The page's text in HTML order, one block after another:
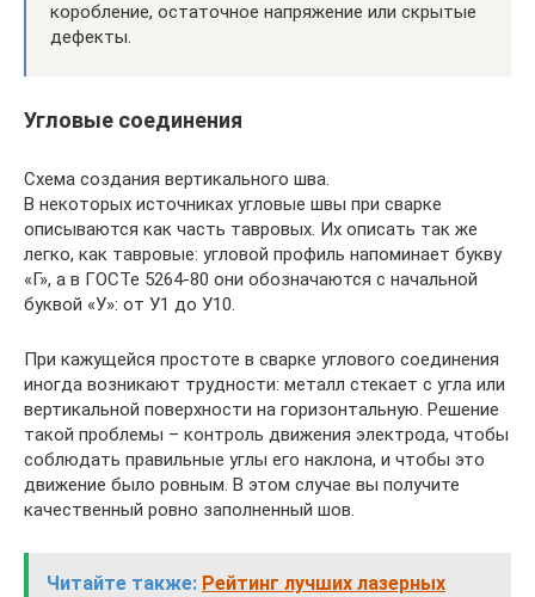
коробление, остаточное напряжение или скрытые
дефекты.
Угловые соединения
Схема создания вертикального шва.
В некоторых источниках угловые швы при сварке
описываются как часть тавровых. Их описать так же
легко, как тавровые: угловой профиль напоминает букву
«Г», а в ГОСТе 5264-80 они обозначаются с начальной
буквой «У»: от У1 до У10.
При кажущейся простоте в сварке углового соединения
иногда возникают трудности: металл стекает с угла или
вертикальной поверхности на горизонтальную. Решение
такой проблемы – контроль движения электрода, чтобы
соблюдать правильные углы его наклона, и чтобы это
движение было ровным. В этом случае вы получите
качественный ровно заполненный шов.
Читайте также: Рейтинг лучших лазерных